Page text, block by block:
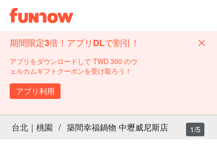
期間限定3倍！アプリDLで割引！
アプリをダウンロードして TWD 300 のウ
ェルカムギフトクーポンを受け取ろう！
アプリ利用
台北｜桃園 / 築間幸福鍋物 中壢威尼斯店 1/5